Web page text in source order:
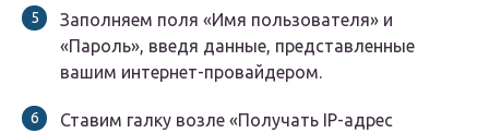
Заполняем поля «Имя пользователя» и
«Пароль», введя данные, представленные
вашим интернет-провайдером.
Ставим галку возле «Получать IP-адрес